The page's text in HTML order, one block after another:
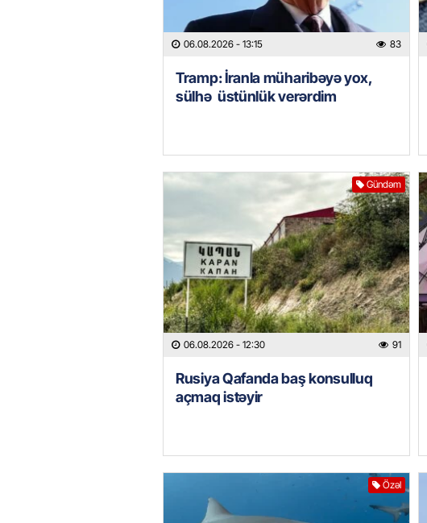
06.08.2026 - 13:15 83
Tramp: İranla müharibəyə yox,
sülhə üstünlük verərdim
Gündəm
06.08.2026 - 12:30 91
Rusiya Qafanda baş konsulluq
açmaq istəyir
Özəl